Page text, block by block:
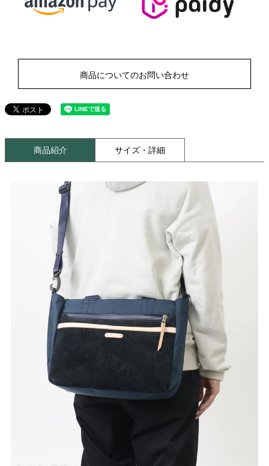
商品についてのお問い合わせ
商品紹介 サイズ・詳細